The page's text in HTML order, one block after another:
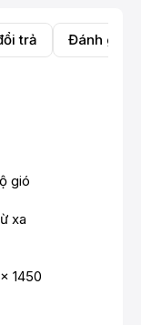
trả Đánh giá
gió
xa
1450